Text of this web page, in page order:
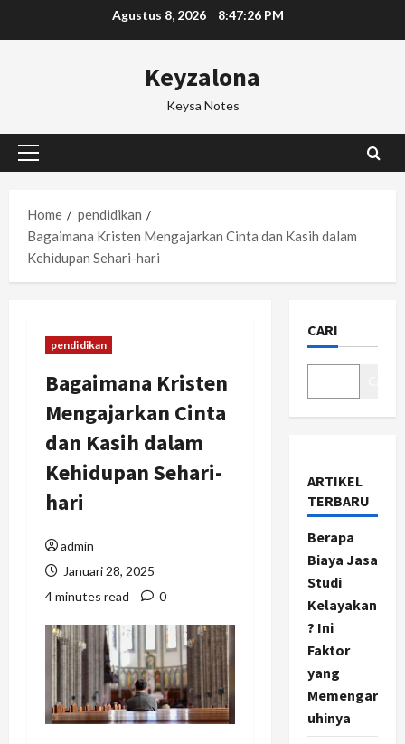
Agustus 8, 2026 8:47:27 PM
Keyzalona
Keysa Notes
Primary
Home
pendidikan
Bagaimana Kristen Mengajarkan Cinta dan Kasih dalam
Kehidupan Sehari-hari
pendidikan
Bagaimana Kristen
Mengajarkan Cinta
dan Kasih dalam
Kehidupan Sehari-
hari
admin
Januari 28, 2025
4 minutes read
0
CARI
ARTIKEL
TERBARU
Berapa
Biaya Jasa
Studi
Kelayakan
? Ini
Faktor
yang
Memengar
uhinya